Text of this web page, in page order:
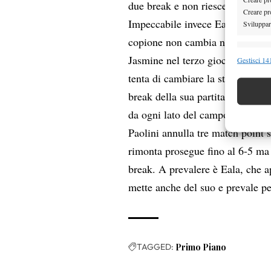
Creare
scelte
Gestisci
due break e non riesce mai
Impeccabile invece Eala, che in
copione non cambia nel
Jasmine nel terzo gioco e
tenta di cambiare la strategia
break della sua partita e
da ogni lato del campo e si
Paolini annulla tre match point
rimonta prosegue fino al 6-5
break. A prevalere è Eala, che
mette anche del suo e prevale
TAGGED: Primo Piano